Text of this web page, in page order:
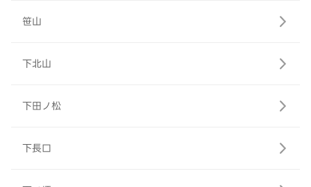
笹山
下北山
下田ノ松
下長口